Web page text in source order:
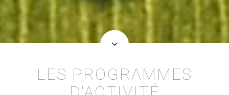
keyboard_arrow_down
LES PROGRAMMES